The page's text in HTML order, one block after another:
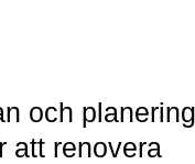
och
att renovera